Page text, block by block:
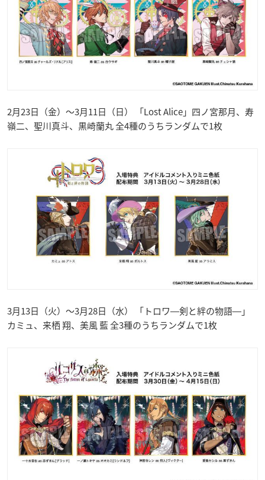
2月23日（金）〜3月11日（日） 「Lost Alice」四ノ宮那月、寿
嶺二、聖川真斗、黒崎蘭丸 全4種のうちランダムで1枚
3月13日（火）〜3月28日（水） 「トロワ―剣と絆の物語―」
カミュ、来栖 翔、美風 藍 全3種のうちランダムで1枚